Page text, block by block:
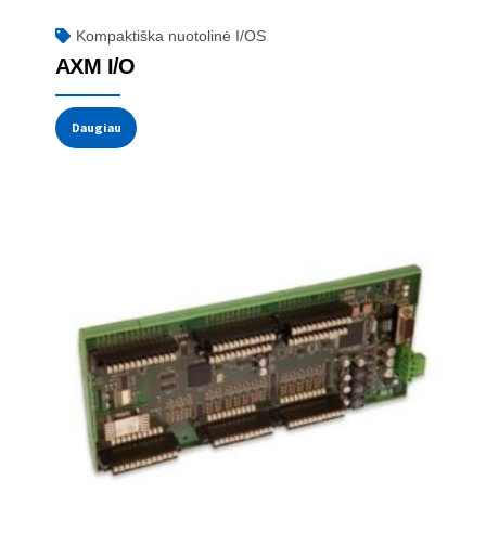
Kompaktiška nuotolinė I/OS
AXM I/O
Daugiau